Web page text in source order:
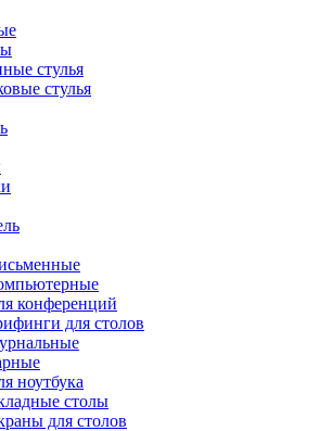
стулья
стулья
конференций
для столов
ноутбука
столы
для столов